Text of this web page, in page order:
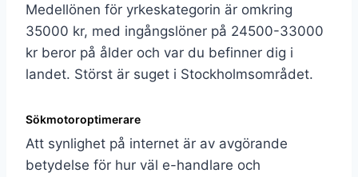
Medellönen för yrkeskategorin är omkring
35000 kr, med ingångslöner på 24500-33000
kr beror på ålder och var du befinner dig i
landet. Störst är suget i Stockholmsområdet.
Sökmotoroptimerare
Att synlighet på internet är av avgörande
betydelse för hur väl e-handlare och